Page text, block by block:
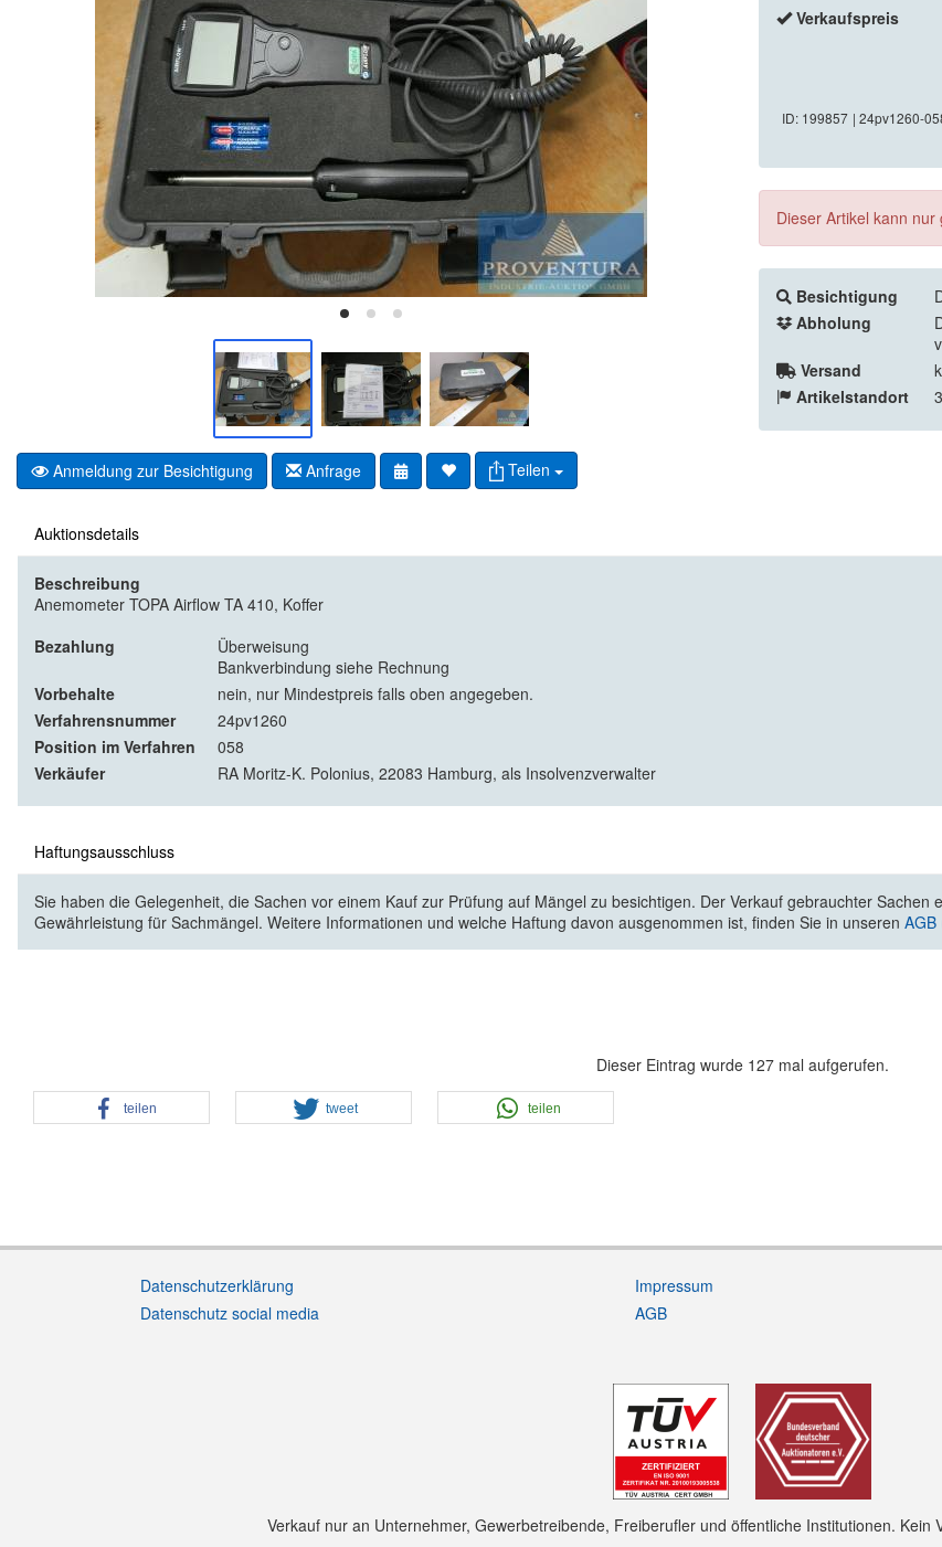
Anmeldung zur Besichtigung Anfrage Teilen
Verkaufspreis
ID: 199857 | 24pv1260-
Dieser Artikel kann
Besichtigung
Abholung
Versand
Artikelstandort
Auktionsdetails
Beschreibung
Anemometer TOPA Airflow TA 410, Koffer
Bezahlung
Überweisung
Bankverbindung siehe Rechnung
Vorbehalte
nein, nur Mindestpreis falls oben angegeben.
Verfahrensnummer
24pv1260
Position im Verfahren
058
Verkäufer
RA Moritz-K. Polonius, 22083 Hamburg, als Insolvenzverwalter
Haftungsausschluss
Sie haben die Gelegenheit, die Sachen vor einem Kauf zur Prüfung auf Mängel zu besichtigen. Der Verkauf gebrauchter
Gewährleistung für Sachmängel. Weitere Informationen und welche Haftung davon ausgenommen ist, finden Sie in unseren AGB
Dieser Eintrag wurde 127 mal aufgerufen.
teilen tweet teilen
Datenschutzerklärung
Datenschutz social media
Impressum
AGB
Verkauf nur an Unternehmer, Gewerbetreibende, Freiberufler und öffentliche Institutionen. Kein